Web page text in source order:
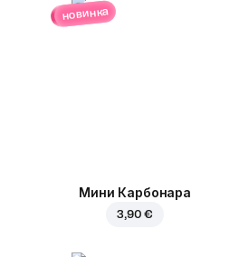
новинка
Мини Карбонара
3,90 €